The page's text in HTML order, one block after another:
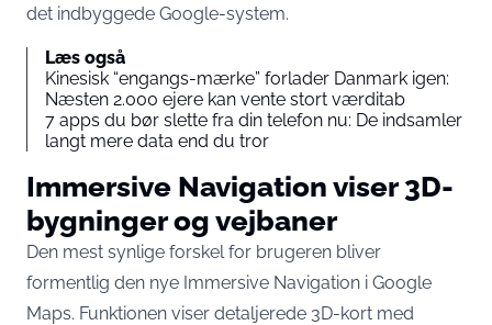
det indbyggede Google-system.
Læs også
Kinesisk “engangs-mærke” forlader Danmark igen:
Næsten 2.000 ejere kan vente stort værditab
7 apps du bør slette fra din telefon nu: De indsamler
langt mere data end du tror
Immersive Navigation viser 3D-
bygninger og vejbaner
Den mest synlige forskel for brugeren bliver
formentlig den nye Immersive Navigation i Google
Maps. Funktionen viser detaljerede 3D-kort med